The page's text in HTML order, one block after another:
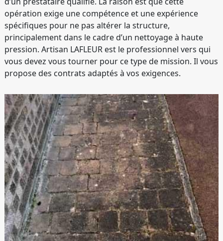
opération exige une compétence et une expérience
spécifiques pour ne pas altérer la structure,
principalement dans le cadre d’un nettoyage à haute
pression. Artisan LAFLEUR est le professionnel vers qui
vous devez vous tourner pour ce type de mission. Il vous
propose des contrats adaptés à vos exigences.